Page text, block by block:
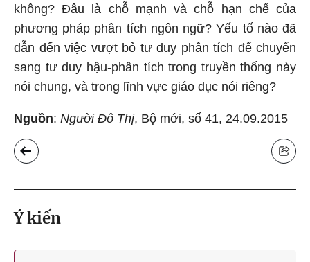
không? Đâu là chỗ mạnh và chỗ hạn chế của
phương pháp phân tích ngôn ngữ? Yếu tố nào đã
dẫn đến việc vượt bỏ tư duy phân tích để chuyển
sang tư duy hậu-phân tích trong truyền thống này
nói chung, và trong lĩnh vực giáo dục nói riêng?
Nguồn: Người Đô Thị, Bộ mới, số 41, 24.09.2015
Ý kiến